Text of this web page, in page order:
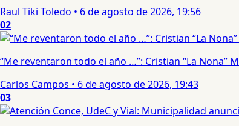
Raul Tiki Toledo • 6 de agosto de 2026, 19:56
02
“Me reventaron todo el año …”: Cristian “La
Carlos Campos • 6 de agosto de 2026, 19:43
03